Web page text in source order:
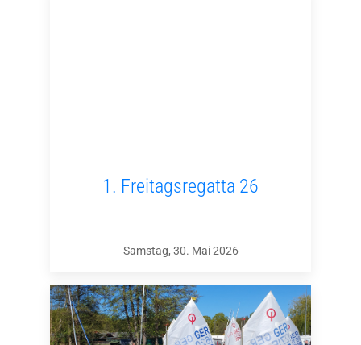
1. Freitagsregatta 26
Samstag, 30. Mai 2026